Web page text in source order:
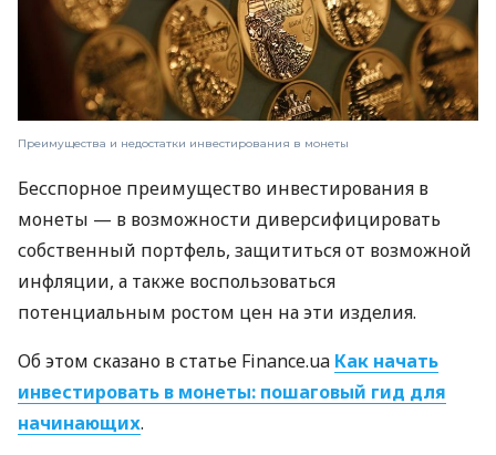
Преимущества и недостатки инвестирования в монеты
Бесспорное преимущество инвестирования в
монеты — в возможности диверсифицировать
собственный портфель, защититься от возможной
инфляции, а также воспользоваться
потенциальным ростом цен на эти изделия.
Об этом сказано в статье Finance.ua Как начать
инвестировать в монеты: пошаговый гид для
начинающих.